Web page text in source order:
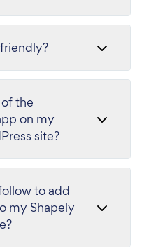
the
on my
site?
to add
my Shapely